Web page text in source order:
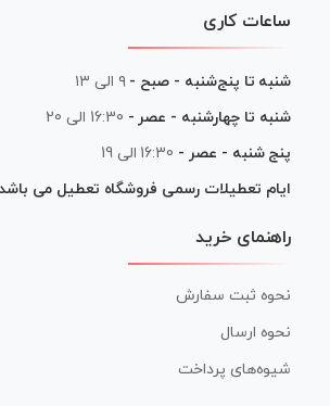
ساعات کاری
شنبه تا پنج‌شنبه - صبح - ۹ الی ۱۳
شنبه تا چهارشنبه - عصر - 16:30 الی 20
پنج شنبه - عصر - 16:30 الی 19
ایام تعطیلات رسمی فروشگاه تعطیل می باشد
راهنمای خرید
نحوه ثبت سفارش
نحوه ارسال
شیوه‌های پرداخت